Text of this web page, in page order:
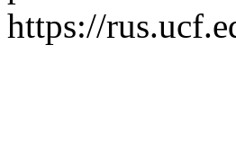
https://